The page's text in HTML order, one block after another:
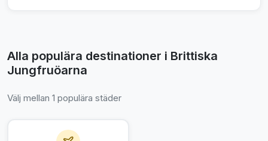
Alla populära destinationer i Brittiska
Jungfruöarna
Välj mellan 1 populära städer